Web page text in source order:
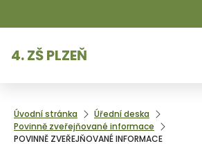
4. ZŠ PLZEŇ
Úvodní stránka
Úřední deska
Povinně zveřejňované informace
POVINNĚ ZVEŘEJŇOVANÉ INFORMACE